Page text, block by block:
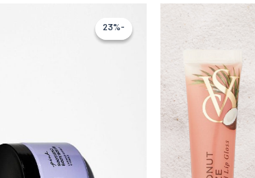
1,687,424 تومان
قیمت
فعلی
است.
-23%-23%